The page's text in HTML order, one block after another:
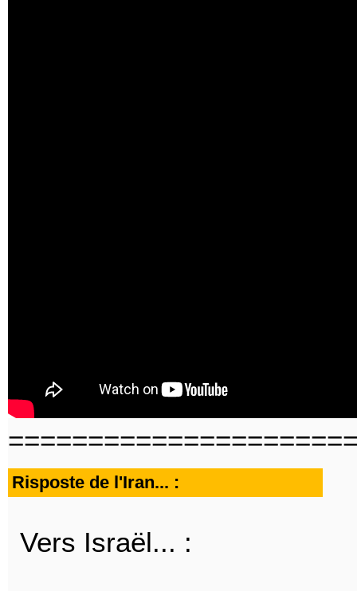
Risposte de l'Iran... :
Vers Israël... :